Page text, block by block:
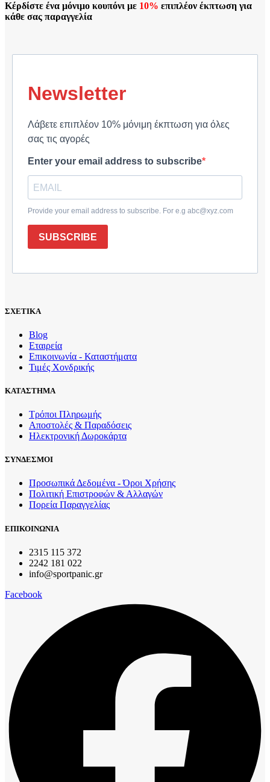
Κέρδίστε ένα μόνιμο κουπόνι με 10% επιπλέον έκπτωση για
κάθε σας παραγγελία
Newsletter
Λάβετε επιπλέον 10% μόνιμη έκπτωση για όλες
σας τις αγορές
Enter your email address to subscribe
Provide your email address to subscribe. For e.g abc@xyz.com
SUBSCRIBE
ΣΧΕΤΙΚΑ
Blog
Εταιρεία
Επικοινωνία - Καταστήματα
Τιμές Χονδρικής
ΚΑΤΑΣΤΗΜΑ
Τρόποι Πληρωμής
Αποστολές & Παραδόσεις
Ηλεκτρονική Δωροκάρτα
ΣΥΝΔΕΣΜΟΙ
Προσωπικά Δεδομένα - Όροι Χρήσης
Πολιτική Επιστροφών & Αλλαγών
Πορεία Παραγγελίας
ΕΠΙΚΟΙΝΩΝΙΑ
2315 115 372
2242 181 022
info@sportpanic.gr
Facebook